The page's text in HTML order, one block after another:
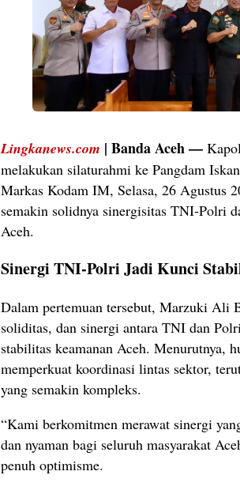
Lingkanews.com | Banda Aceh —
melakukan silaturahmi ke Pangdam
Markas Kodam IM, Selasa, 26 Agustus
semakin solidnya sinergisitas TNI-Polri
Aceh.
Sinergi TNI-Polri Jadi Kunci
Dalam pertemuan tersebut, Marzuki Ali
soliditas, dan sinergi antara TNI dan
stabilitas keamanan Aceh. Menurutnya,
memperkuat koordinasi lintas sektor,
yang semakin kompleks.
“Kami berkomitmen merawat sinergi
dan nyaman bagi seluruh masyarakat
penuh optimisme.